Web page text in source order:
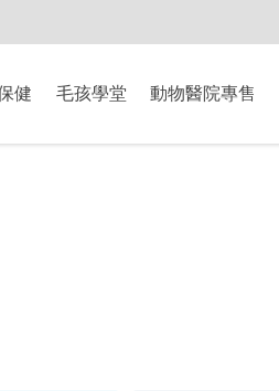
健 毛孩學堂 動物醫院專售